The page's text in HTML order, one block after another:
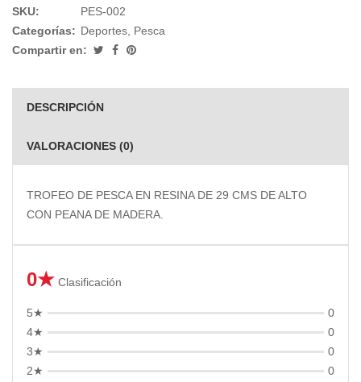
SKU:
PES-002
Categorías: Deportes, Pesca
Compartir en:
DESCRIPCIÓN
VALORACIONES (0)
TROFEO DE PESCA EN RESINA DE 29 CMS DE ALTO
CON PEANA DE MADERA.
0★ Clasificación
5★
0
4★
0
3★
0
2★
0